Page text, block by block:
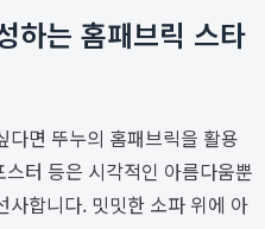
하는 홈패브릭 스타
면 뚜누의 홈패브릭을 활용
터 등은 시각적인 아름다움뿐
사합니다. 밋밋한 소파 위에 아